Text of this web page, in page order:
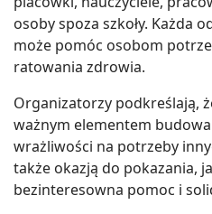
osoby spoza szkoły. Każda
może pomóc osobom
ratowania zdrowia.
Organizatorzy podkreślają,
ważnym elementem
wrażliwości na potrzeby
także okazją do pokazania,
bezinteresowna pomoc i